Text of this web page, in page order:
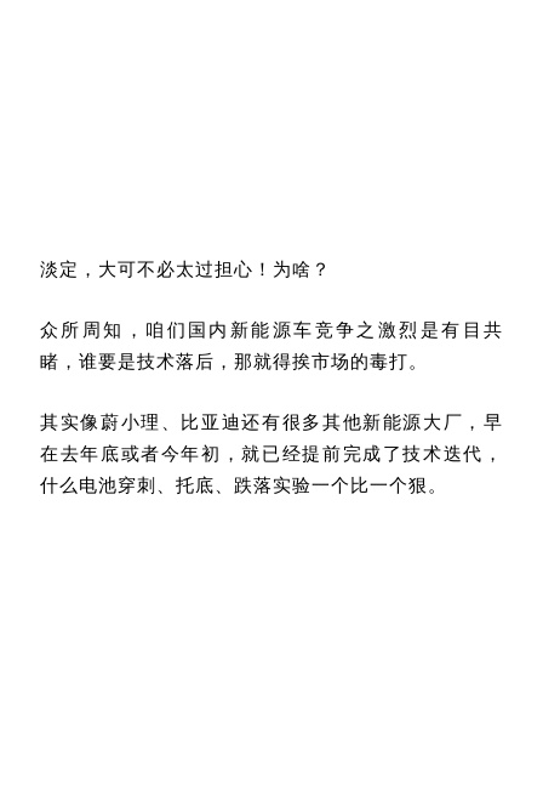
淡定，大可不必太过担心！为啥？
众所周知，咱们国内新能源车竞争之激烈是有目共
睹，谁要是技术落后，那就得挨市场的毒打。
其实像蔚小理、比亚迪还有很多其他新能源大厂，早
在去年底或者今年初，就已经提前完成了技术迭代，
什么电池穿刺、托底、跌落实验一个比一个狠。